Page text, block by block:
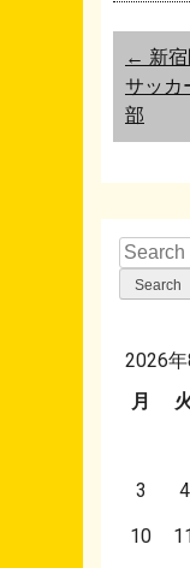
Post
← 新
サッカ
部
Search
2026年
月
3
4
10